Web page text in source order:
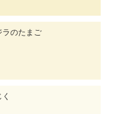
のたまご